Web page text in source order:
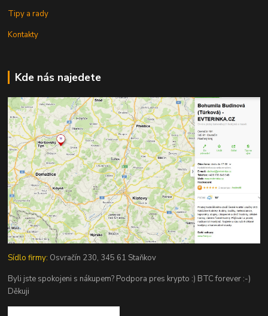
Tipy a rady
Kontakty
Kde nás najedete
Sídlo firmy: Osvračín 230, 345 61 Staňkov
Byli jste spokojeni s nákupem? Podpora pres krypto :) BTC forever :-)
Děkuji